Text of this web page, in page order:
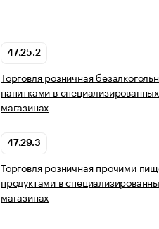
47.25.2
Торговля розничная
напитками в специализированных
магазинах
47.29.3
Торговля розничная прочими
продуктами в
магазинах